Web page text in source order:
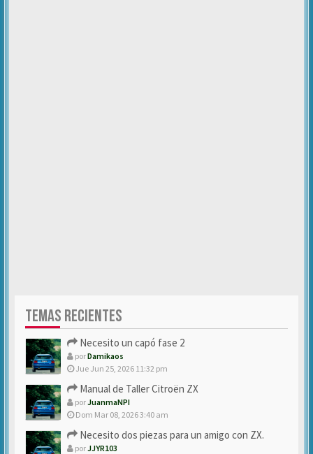
TEMAS RECIENTES
Necesito un capó fase 2
porDamikaos
Jue Jun 25, 2026 11:32 pm
Manual de Taller Citroën ZX
porJuanmaNPI
Dom Mar 08, 2026 3:40 am
Necesito dos piezas para un amigo con ZX.
porJJYR103